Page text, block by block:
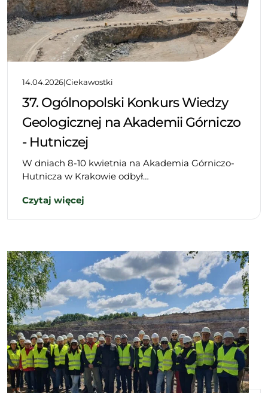
14.04.2026|Ciekawostki
37. Ogólnopolski Konkurs Wiedzy
Geologicznej na Akademii Górniczo
- Hutniczej
W dniach 8-10 kwietnia na Akademia Górniczo-
Hutnicza w Krakowie odbył…
Czytaj więcej